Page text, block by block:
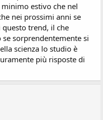
estivo che nel
nei prossimi anni se
trend, il che
sorprendentemente si
scienza lo studio è
più risposte di